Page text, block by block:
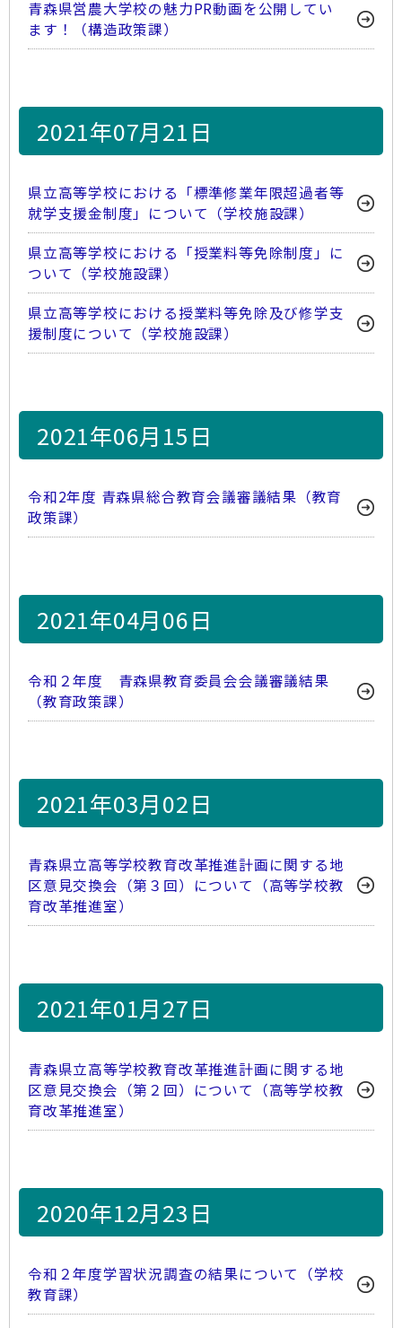
青森県営農大学校の魅力PR動画を公開してい
ます！（構造政策課）
2021年07月21日
県立高等学校における「標準修業年限超過者等
就学支援金制度」について（学校施設課）
県立高等学校における「授業料等免除制度」に
ついて（学校施設課）
県立高等学校における授業料等免除及び修学支
援制度について（学校施設課）
2021年06月15日
令和2年度 青森県総合教育会議審議結果（教育
政策課）
2021年04月06日
令和２年度 青森県教育委員会会議審議結果
（教育政策課）
2021年03月02日
青森県立高等学校教育改革推進計画に関する地
区意見交換会（第３回）について（高等学校教
育改革推進室）
2021年01月27日
青森県立高等学校教育改革推進計画に関する地
区意見交換会（第２回）について（高等学校教
育改革推進室）
2020年12月23日
令和２年度学習状況調査の結果について（学校
教育課）